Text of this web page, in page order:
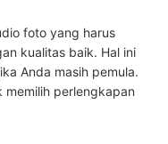
foto yang harus
kualitas baik. Hal ini
Anda masih pemula.
perlengkapan